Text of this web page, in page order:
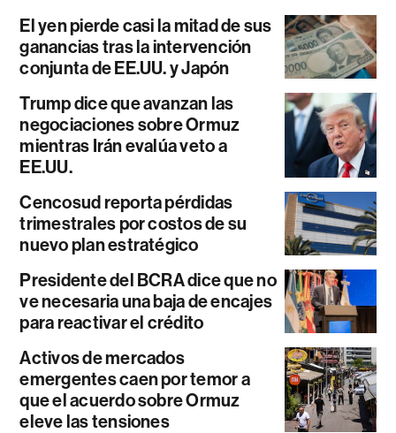
El yen pierde casi la mitad de sus
ganancias tras la intervención
conjunta de EE.UU. y Japón
Trump dice que avanzan las
negociaciones sobre Ormuz
mientras Irán evalúa veto a
EE.UU.
Cencosud reporta pérdidas
trimestrales por costos de su
nuevo plan estratégico
Presidente del BCRA dice que no
ve necesaria una baja de encajes
para reactivar el crédito
Activos de mercados
emergentes caen por temor a
que el acuerdo sobre Ormuz
eleve las tensiones